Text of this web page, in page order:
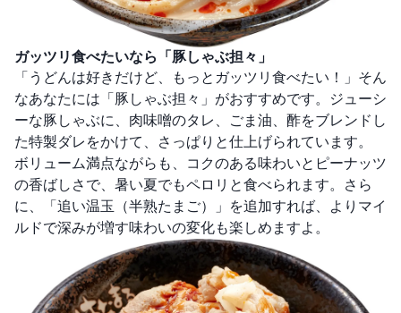
ガッツリ食べたいなら「豚しゃぶ担々」
「うどんは好きだけど、もっとガッツリ食べたい！」そん
なあなたには「豚しゃぶ担々」がおすすめです。ジューシ
ーな豚しゃぶに、肉味噌のタレ、ごま油、酢をブレンドし
た特製ダレをかけて、さっぱりと仕上げられています。
ボリューム満点ながらも、コクのある味わいとピーナッツ
の香ばしさで、暑い夏でもペロリと食べられます。さら
に、「追い温玉（半熟たまご）」を追加すれば、よりマイ
ルドで深みが増す味わいの変化も楽しめますよ。